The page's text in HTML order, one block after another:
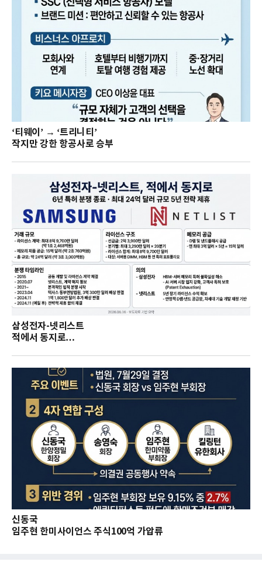
‘티웨이’ → ‘트리니티’
작지만 강한 항공사로 승부
삼성전자-넷리스트
적에서 동지로…
신동국
임주현 한미사이언스 주식100억 가압류